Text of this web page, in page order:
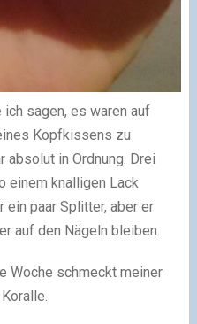
sagen, es waren auf
Kopfkissens zu
absolut in Ordnung. Drei
einem knalligen Lack
ein paar Splitter, aber er
auf den Nägeln bleiben.
Woche schmeckt meiner